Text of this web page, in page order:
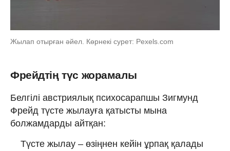
Жылап отырған әйел. Көрнекі сурет: Pexels.com
Фрейдтің түс жорамалы
Белгілі австриялық психосарапшы Зигмунд
Фрейд түсте жылауға қатысты мына
болжамдарды айтқан:
Түсте жылау – өзіңнен кейін ұрпақ қалады